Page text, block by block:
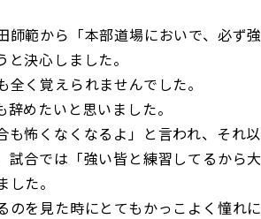
範から「本部道場においで、必ず強
決心しました。
く覚えられませんでした。
めたいと思いました。
怖くなくなるよ」と言われ、それ以
合では「強い皆と練習してるから大
た。
を見た時にとてもかっこよく憧れに